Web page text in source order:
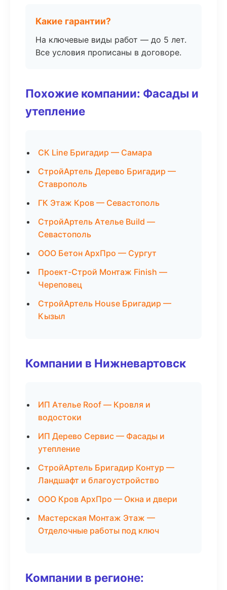
Какие гарантии?
На ключевые виды работ — до 5 лет.
Все условия прописаны в договоре.
Похожие компании: Фасады и
утепление
СК Line Бригадир — Самара
СтройАртель Дерево Бригадир —
Ставрополь
ГК Этаж Кров — Севастополь
СтройАртель Ателье Build —
Севастополь
ООО Бетон АрхПро — Сургут
Проект-Строй Монтаж Finish —
Череповец
СтройАртель House Бригадир —
Кызыл
Компании в Нижневартовск
ИП Ателье Roof — Кровля и
водостоки
ИП Дерево Сервис — Фасады и
утепление
СтройАртель Бригадир Контур —
Ландшафт и благоустройство
ООО Кров АрхПро — Окна и двери
Мастерская Монтаж Этаж —
Отделочные работы под ключ
Компании в регионе: